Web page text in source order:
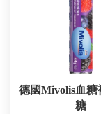
德國Mivolis血糖
糖